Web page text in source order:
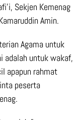
Sekjen Kemenag
Amin.
Agama untuk
adalah untuk wakaf,
apapun rahmat
peserta